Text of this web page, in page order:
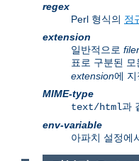
regex
Perl 형식의 정
extension
일반적으로
표로 구분된 모
extension에 지
MIME-type
text/html과
env-variable
아파치 설정에